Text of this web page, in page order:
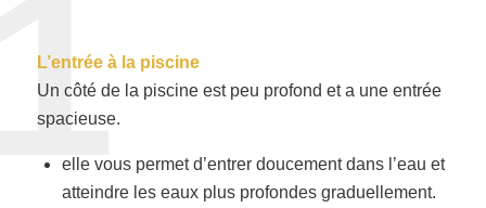
L’entrée à la piscine
Un côté de la piscine est peu profond et a une entrée
spacieuse.
elle vous permet d’entrer doucement dans l’eau et
atteindre les eaux plus profondes graduellement.